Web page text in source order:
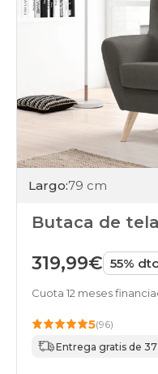
Largo:79 cm
Butaca de
319,99€ 55%
Cuota 12 meses
5(96)
Entrega gratis de 37